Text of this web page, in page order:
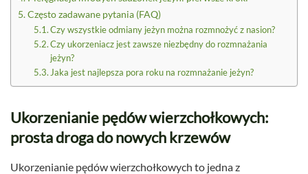
Często zadawane pytania (FAQ)
Czy wszystkie odmiany jeżyn można rozmnożyć z nasion?
Czy ukorzeniacz jest zawsze niezbędny do rozmnażania
jeżyn?
Jaka jest najlepsza pora roku na rozmnażanie jeżyn?
Ukorzenianie pędów wierzchołkowych:
prosta droga do nowych krzewów
Ukorzenianie pędów wierzchołkowych to jedna z